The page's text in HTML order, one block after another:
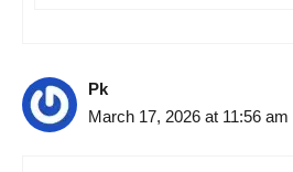
Pk
March 17, 2026 at 11:56 am